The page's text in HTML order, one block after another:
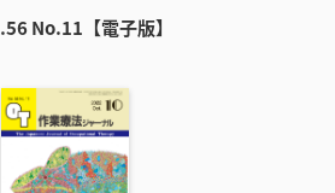
No.11【電子版】